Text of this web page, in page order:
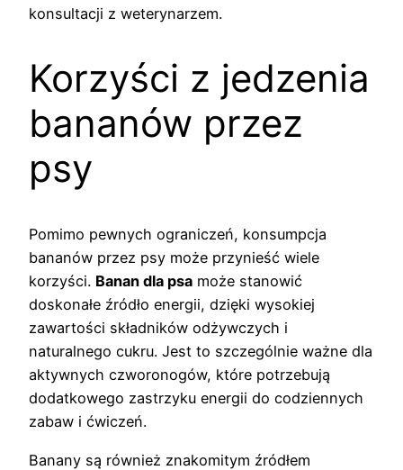
konsultacji z weterynarzem.
Korzyści z jedzenia
bananów przez
psy
Pomimo pewnych ograniczeń, konsumpcja
bananów przez psy może przynieść wiele
korzyści. Banan dla psa może stanowić
doskonałe źródło energii, dzięki wysokiej
zawartości składników odżywczych i
naturalnego cukru. Jest to szczególnie ważne dla
aktywnych czworonogów, które potrzebują
dodatkowego zastrzyku energii do codziennych
zabaw i ćwiczeń.
Banany są również znakomitym źródłem